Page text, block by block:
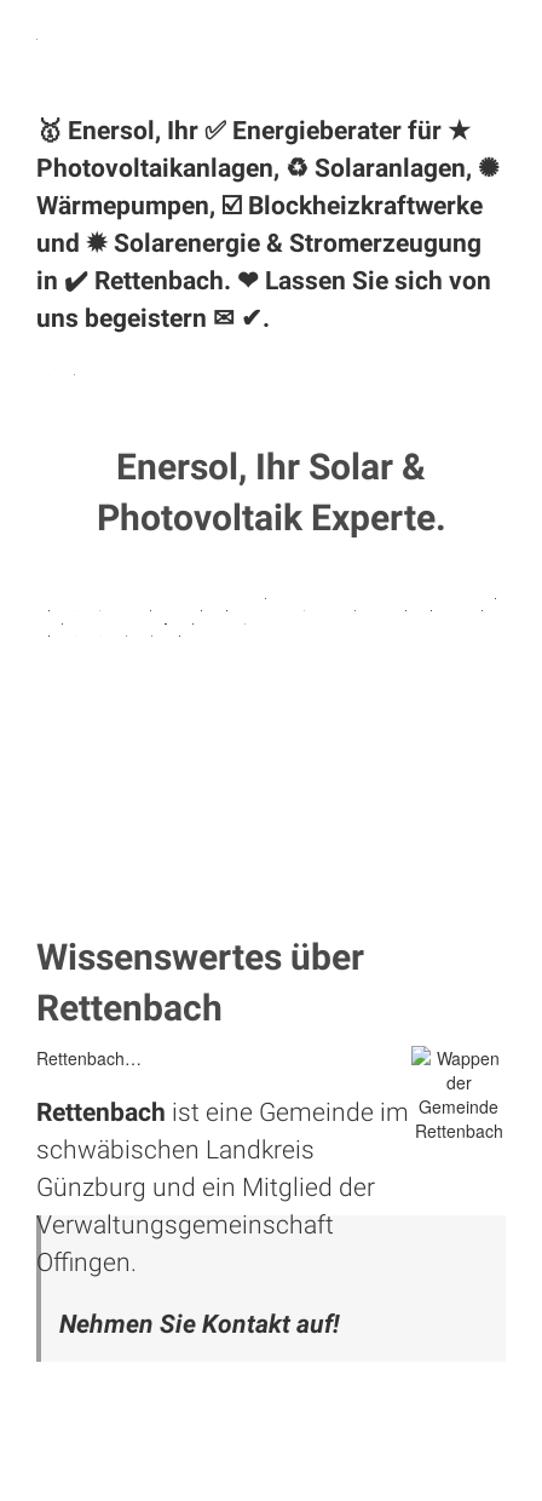
🥇 Enersol, Ihr ✅ Energieberater für ★
Photovoltaikanlagen, ♻ Solaranlagen, ✺
Wärmepumpen, ☑️ Blockheizkraftwerke
und ✹ Solarenergie & Stromerzeugung
in ✔️ Rettenbach. ❤ Lassen Sie sich von
uns begeistern ✉ ✔.
Enersol, Ihr Solar &
Photovoltaik Experte.
Wissenswertes über
Rettenbach
Rettenbach…
Rettenbach ist eine Gemeinde im
schwäbischen Landkreis
Günzburg und ein Mitglied der
Verwaltungsgemeinschaft
Offingen.
Nehmen Sie Kontakt auf!